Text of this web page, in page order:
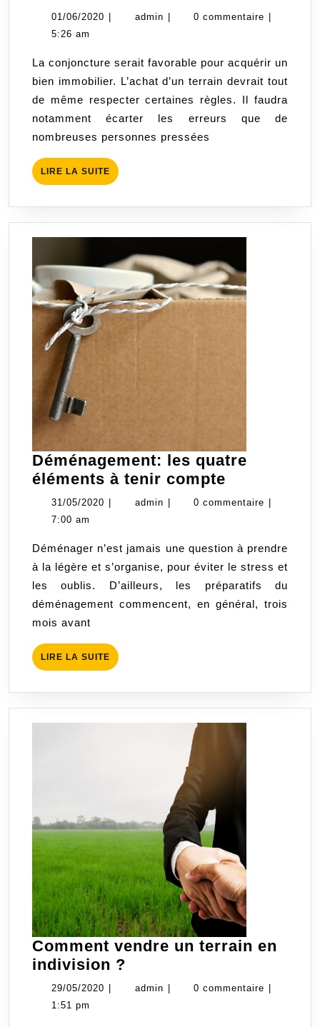
erreurs
à
pas
commettre
lors
de
l’achat
d’un
terrain
01/06/2020 01/06/2020
admin admin0 commentaire
5:26 am
La conjoncture serait favorable pour acquérir un
bien immobilier. L’achat d’un terrain devrait tout
de même respecter certaines règles. Il faudra
notamment écarter les erreurs que de
nombreuses personnes pressées
LIRE LA SUITE LIRE
LA
Déménagement: les quatre
éléments à tenir compte
les
à
tenir
compte
31/05/2020 31/05/2020
admin admin0 commentaire
7:00 am
Déménager n’est jamais une question à prendre
à la légère et s’organise, pour éviter le stress et
les oublis. D’ailleurs, les préparatifs du
déménagement commencent, en général, trois
mois avant
LIRE LA SUITE LIRE
LA
Comment vendre un terrain en
indivision ?
vendre
29/05/2020 29/05/2020
admin admin0 commentaire
1:51 pm